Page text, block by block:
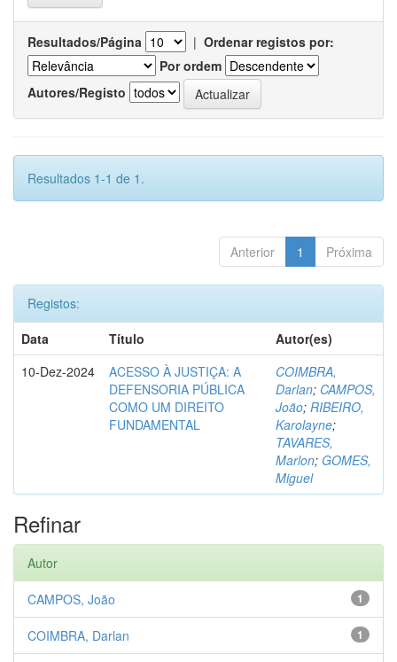
Resultados/Página | Ordenar registos por:
Por ordem
Autores/Registo
Resultados 1-1 de 1.
Anterior 1 Próxima
Registos:
Data
Título
Autor(es)
10-Dez-2024
ACESSO À JUSTIÇA: A
DEFENSORIA PÚBLICA
COMO UM DIREITO
FUNDAMENTAL
COIMBRA,
Darlan; CAMPOS,
João; RIBEIRO,
Karolayne;
TAVARES,
Marlon; GOMES,
Miguel
Refinar
Autor
1
CAMPOS, João
1
COIMBRA, Darlan